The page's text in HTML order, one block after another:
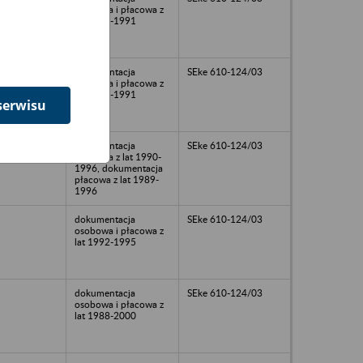
osobowa i płacowa z
lat 1981-1991
dokumentacja
osobowa i płacowa z
lat 1989-1991
SEke 610-124/03
dokumentacja
osobowa z lat 1990-
1996, dokumentacja
płacowa z lat 1989-
1996
SEke 610-124/03
dokumentacja
osobowa i płacowa z
lat 1992-1995
SEke 610-124/03
dokumentacja
osobowa i płacowa z
lat 1988-2000
SEke 610-124/03